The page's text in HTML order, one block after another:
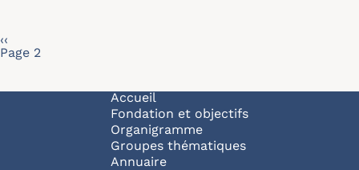
Pagination
Page précédente
‹‹
Page 2
Navigation principale
Accueil
Fondation et objectifs
Organigramme
Groupes thématiques
Annuaire